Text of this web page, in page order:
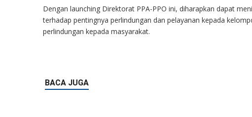
Dengan launching Direktorat PPA-PPO ini, diharapkan dapat
terhadap pentingnya perlindungan dan pelayanan kepada
perlindungan kepada masyarakat.